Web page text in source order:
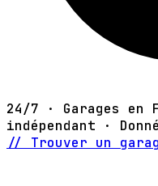
24/7 · Garages en
indépendant ·
// Trouver un